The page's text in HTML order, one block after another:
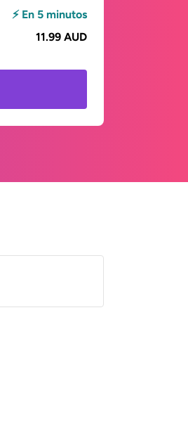
⚡ En 5 minutos
11.99 AUD